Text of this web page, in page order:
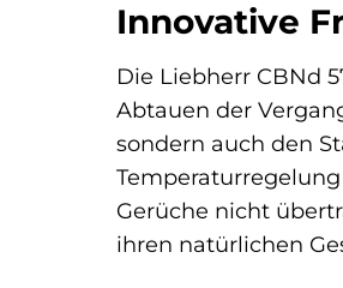
Innovative
Die Liebherr CBNd
Abtauen der
sondern auch den
Gerüche nicht
ihren natürlichen